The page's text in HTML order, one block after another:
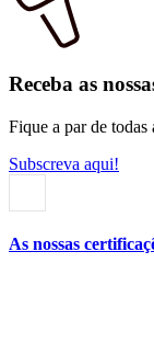
Receba as
Fique a par de todas
Subscreva aqui!
As nossas